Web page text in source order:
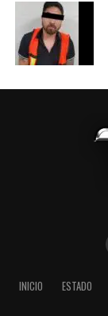
INICIO ESTADO